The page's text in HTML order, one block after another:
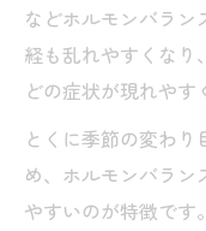
などホルモンバラン
経も乱れやすくなり
どの症状が現れやす
とくに季節の変わ
め、ホルモンバラン
やすいのが特徴です